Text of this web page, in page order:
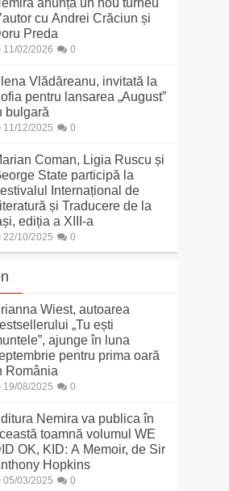
anunță un nou turneu
cu Andrei Crăciun și
Preda
11/02/2026 0
Vlădăreanu, invitată la
pentru lansarea „August”
bulgară
11/12/2025 0
Coman, Ligia Ruscu și
State participă la
Internațional de
și Traducere de la
ediția a XIII-a
22/10/2025 0
Wiest, autoarea
„Tu ești
ajunge în luna
pentru prima oară
România
19/08/2025 0
Nemira va publica în
toamnă volumul WE
OK, KID: A Memoir, de Sir
Hopkins
05/03/2025 0